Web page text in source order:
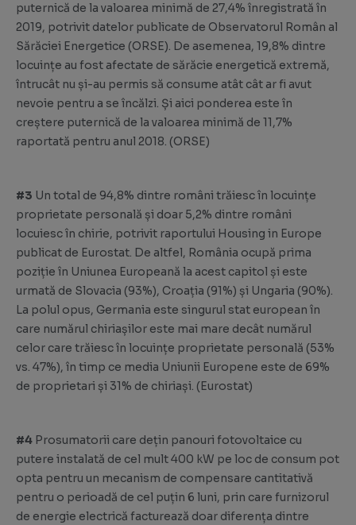
puternică de la valoarea minimă de 27,4% înregistrată în
2019, potrivit datelor publicate de Observatorul Român al
Sărăciei Energetice (ORSE). De asemenea, 19,8% dintre
locuințe au fost afectate de sărăcie energetică extremă,
întrucât nu și-au permis să consume atât cât ar fi avut
nevoie pentru a se încălzi. Și aici ponderea este în
creștere puternică de la valoarea minimă de 11,7%
raportată pentru anul 2018. (ORSE)
#3 Un total de 94,8% dintre români trăiesc în locuințe
proprietate personală și doar 5,2% dintre români
locuiesc în chirie, potrivit raportului Housing in Europe
publicat de Eurostat. De altfel, România ocupă prima
poziție în Uniunea Europeană la acest capitol și este
urmată de Slovacia (93%), Croația (91%) și Ungaria (90%).
La polul opus, Germania este singurul stat european în
care numărul chiriașilor este mai mare decât numărul
celor care trăiesc în locuințe proprietate personală (53%
vs. 47%), în timp ce media Uniunii Europene este de 69%
de proprietari și 31% de chiriași. (Eurostat)
#4 Prosumatorii care dețin panouri fotovoltaice cu
putere instalată de cel mult 400 kW pe loc de consum pot
opta pentru un mecanism de compensare cantitativă
pentru o perioadă de cel puțin 6 luni, prin care furnizorul
de energie electrică facturează doar diferența dintre